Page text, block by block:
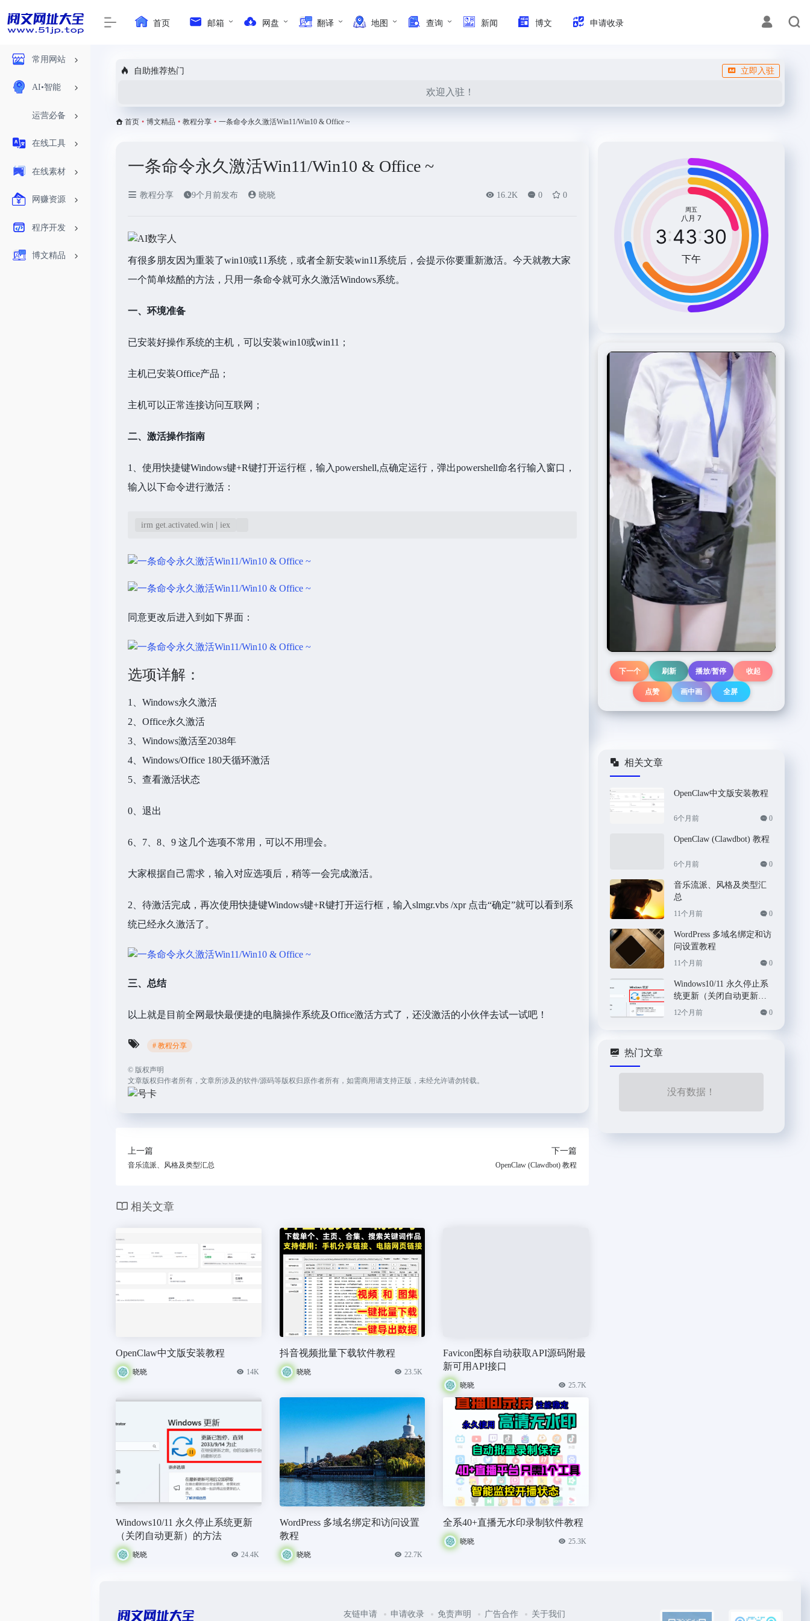
常用网站
AI•智能
运营必备
在线工具
在线素材
网赚资源
程序开发
博文精品
首页 邮箱 网盘 翻译 地图 查询 新闻 博文 申请收录
自助推荐热门 立即入驻
欢迎入驻！
首页 • 博文精品 • 教程分享 • 一条命令永久激活Win11/Win10 & Office ~
一条命令永久激活Win11/Win10 & Office ~
教程分享 9个月前发布 晓晓 16.2K 0 0
有很多朋友因为重装了win10或11系统，或者全新安装win11系统后，会提示你要重新激活。今天就教大家
一个简单炫酷的方法，只用一条命令就可永久激活Windows系统。
一、环境准备
已安装好操作系统的主机，可以安装win10或win11；
主机已安装Office产品；
主机可以正常连接访问互联网；
二、激活操作指南
1、使用快捷键Windows键+R键打开运行框，输入powershell,点确定运行，弹出powershell命名行输入窗口，
输入以下命令进行激活：
irm get.activated.win | iex
同意更改后进入到如下界面：
选项详解：
1、Windows永久激活
2、Office永久激活
3、Windows激活至2038年
4、Windows/Office 180天循环激活
5、查看激活状态
0、退出
6、7、8、9 这几个选项不常用，可以不用理会。
大家根据自己需求，输入对应选项后，稍等一会完成激活。
2、待激活完成，再次使用快捷键Windows键+R键打开运行框，输入slmgr.vbs /xpr 点击“确定”就可以看到系
统已经永久激活了。
三、总结
以上就是目前全网最快最便捷的电脑操作系统及Office激活方式了，还没激活的小伙伴去试一试吧！
# 教程分享
© 版权声明
文章版权归作者所有，文章所涉及的软件/源码等版权归原作者所有，如需商用请支持正版，未经允许请勿转载。
上一篇
音乐流派、风格及类型汇总
下一篇
OpenClaw (Clawdbot) 教程
相关文章
OpenClaw中文版安装教程
晓晓 14K
抖音视频批量下载软件教程
晓晓 23.5K
Favicon图标自动获取API源码附最
新可用API接口
晓晓 25.7K
Windows10/11 永久停止系统更新
（关闭自动更新）的方法
晓晓 24.4K
WordPress 多域名绑定和访问设置
教程
晓晓 22.7K
全系40+直播无水印录制软件教程
晓晓 25.3K
下一个 刷新 播放/暂停 收起
点赞 画中画 全屏
相关文章
OpenClaw中文版安装教程
6个月前 0
OpenClaw (Clawdbot) 教程
6个月前 0
音乐流派、风格及类型汇
总
11个月前 0
WordPress 多域名绑定和访
问设置教程
11个月前 0
Windows10/11 永久停止系
统更新（关闭自动更新）
的方法
12个月前 0
热门文章
没有数据！
友链申请 申请收录 免责声明 广告合作 关于我们